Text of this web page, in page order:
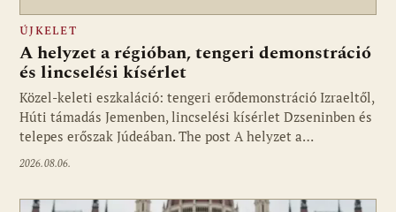
ÚJKELET
A helyzet a régióban, tengeri demonstráció
és lincselési kísérlet
Közel-keleti eszkaláció: tengeri erődemonstráció Izraeltől,
Húti támadás Jemenben, lincselési kísérlet Dzseninben és
telepes erőszak Júdeában. The post A helyzet a…
2026.08.06.